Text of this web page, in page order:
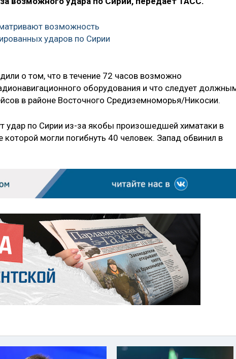
возможность
ударов по Сирии
о том, что в течение 72 часов возможно
оборудования и что следует
в районе Восточного Средиземноморья/Никосии.
удар по Сирии из-за якобы произошедшей химатаки в
которой могли погибнуть 40 человек. Запад обвинил в